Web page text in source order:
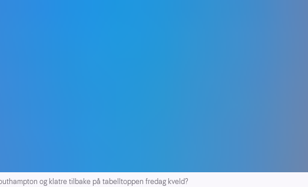
og klatre tilbake på tabelltoppen fredag kveld?